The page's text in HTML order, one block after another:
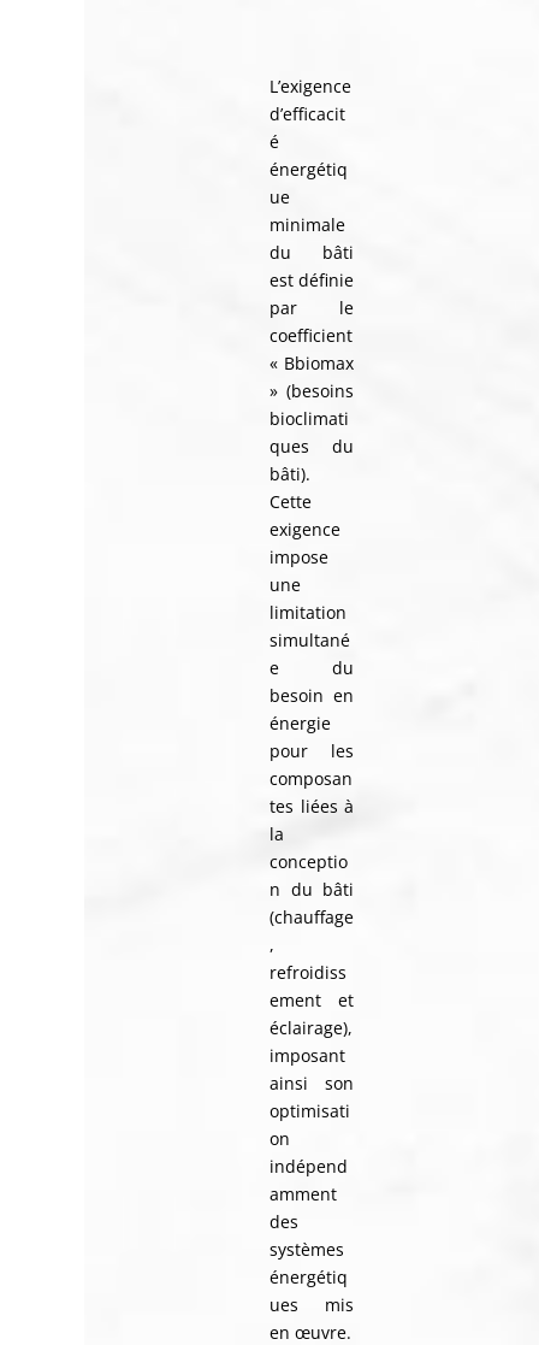
L’exigence
d’efficacit
é
énergétiq
ue
minimale
du bâti
est définie
par le
coefficient
« Bbiomax
» (besoins
bioclimati
ques du
bâti).
Cette
exigence
impose
une
limitation
simultané
e du
besoin en
énergie
pour les
composan
tes liées à
la
conceptio
n du bâti
(chauffage
,
refroidiss
ement et
éclairage),
imposant
ainsi son
optimisati
on
indépend
amment
des
systèmes
énergétiq
ues mis
en œuvre.